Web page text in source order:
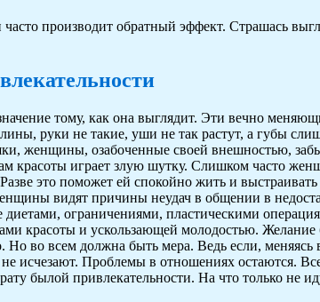
производит обратный эффект. Страшась
тому, как она выглядит. Эти вечно
руки не такие, уши не так растут, а губы
женщины, озабоченные своей внешностью,
красоты играет злую шутку. Слишком часто
это поможет ей спокойно жить и
видят причины неудач в общении в
ограничениями, пластическими
красоты и ускользающей молодостью. Желание
Но во всем должна быть мера. Ведь если, меняясь
исчезают. Проблемы в отношениях остаются.
былой привлекательности. На что только не